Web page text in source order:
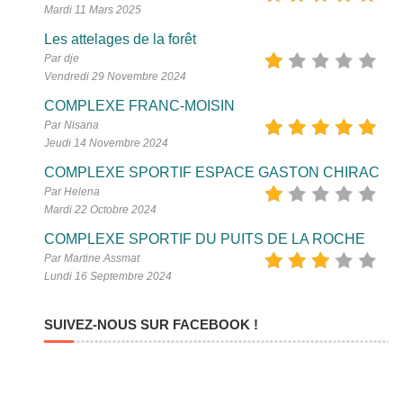
Mardi 11 Mars 2025
Les attelages de la forêt
Par dje
Vendredi 29 Novembre 2024
COMPLEXE FRANC-MOISIN
Par Nisana
Jeudi 14 Novembre 2024
COMPLEXE SPORTIF ESPACE GASTON CHIRAC
Par Helena
Mardi 22 Octobre 2024
COMPLEXE SPORTIF DU PUITS DE LA ROCHE
Par Martine Assmat
Lundi 16 Septembre 2024
SUIVEZ-NOUS SUR FACEBOOK !